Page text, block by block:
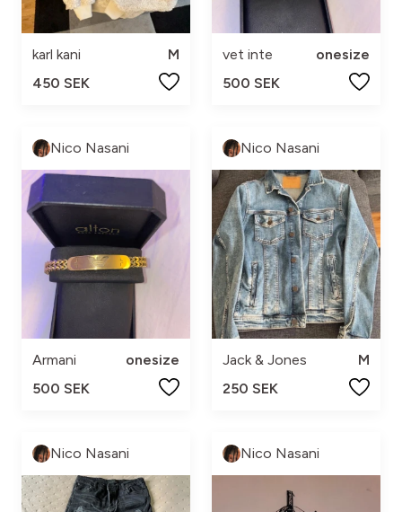
karl kani
M
450 SEK
vet inte
onesize
500 SEK
Nico Nasani
Armani
onesize
500 SEK
Nico Nasani
Jack & Jones
M
250 SEK
Nico Nasani Nico Nasani